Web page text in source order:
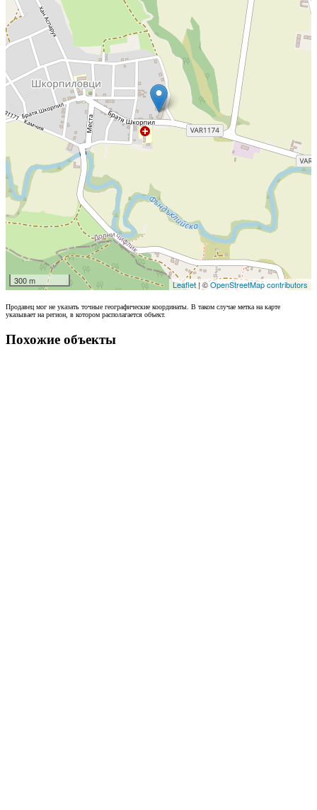
300 m Leaflet| ©OpenStreetMap contributors
Продавец мог не указать точные географические координаты. В таком случае метка на карте
указывает на регион, в котором располагается объект.
Похожие объекты